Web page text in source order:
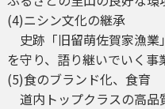
(4)ニシン文化の継承
史跡「旧留萌佐賀家漁業
を守り、語り継いでいく事
(5)食のブランド化、食育
道内トップクラスの高品